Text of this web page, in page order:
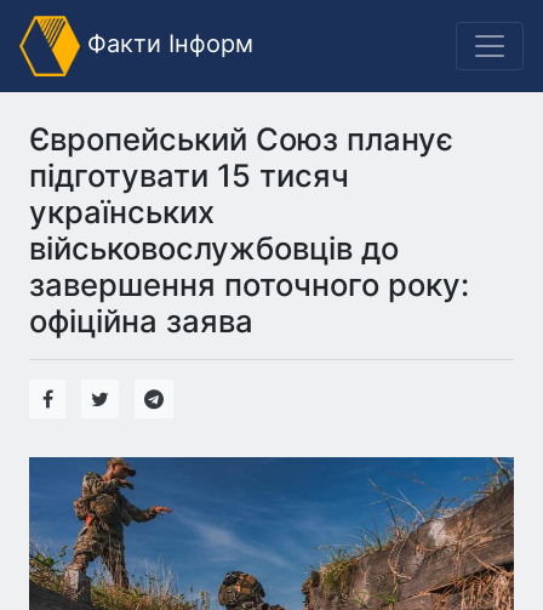
Факти Інформ
Європейський Союз планує
підготувати 15 тисяч
українських
військовослужбовців до
завершення поточного року:
офіційна заява